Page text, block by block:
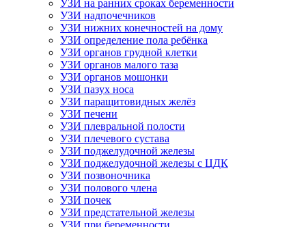
УЗИ на ранних сроках беременности
УЗИ надпочечников
УЗИ нижних конечностей на дому
УЗИ определение пола ребёнка
УЗИ органов грудной клетки
УЗИ органов малого таза
УЗИ органов мошонки
УЗИ пазух носа
УЗИ паращитовидных желёз
УЗИ печени
УЗИ плевральной полости
УЗИ плечевого сустава
УЗИ поджелудочной железы
УЗИ поджелудочной железы с ЦДК
УЗИ позвоночника
УЗИ полового члена
УЗИ почек
УЗИ предстательной железы
УЗИ при беременности